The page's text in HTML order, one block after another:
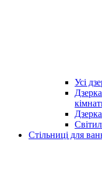
Усі
Стільниці для